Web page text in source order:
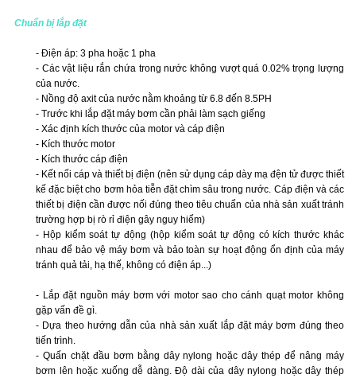
Chuẩn bị lắp đặt
- Điện áp: 3 pha hoặc 1 pha
- Các vật liệu rắn chứa trong nước không vượt quá 0.02% trọng lượng
của nước.
- Nồng độ axit của nước nằm khoảng từ 6.8 đến 8.5PH
- Trước khi lắp đặt máy bơm cần phải làm sạch giếng
- Xác định kích thước của motor và cáp điện
- Kích thước motor
- Kích thước cáp điện
- Kết nối cáp và thiết bị điện (nên sử dụng cáp dày mạ đện tử được thiết
kế đặc biệt cho bơm hỏa tiễn đặt chìm sâu trong nước. Cáp điện và các
thiết bị điện cần được nối đúng theo tiêu chuẩn của nhà sản xuất tránh
trường hợp bị rò rỉ điện gây nguy hiểm)
- Hộp kiểm soát tự động (hộp kiểm soát tự động có kích thước khác
nhau để bảo vệ máy bơm và bảo toàn sự hoạt động ổn định của máy
tránh quả tải, hạ thế, không có điện áp...)
- Lắp đặt nguồn máy bơm với motor sao cho cánh quạt motor không
gặp vấn đề gì.
- Dựa theo hướng dẫn của nhà sản xuất lắp đặt máy bơm đúng theo
tiến trình.
- Quấn chặt đầu bơm bằng dây nylong hoặc dây thép để nâng máy
bơm lên hoặc xuống dễ dàng. Độ dài của dây nylong hoặc dây thép